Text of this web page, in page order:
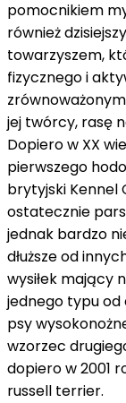
pomocnikiem
również
towarzyszem,
fizycznego i
jej twórcy, rasę
Dopiero w XX
pierwszego
brytyjski Kennel
ostatecznie
jednak bardzo
dłuższe od
wysiłek mający
jednego typu od
psy
wzorzec
dopiero w 2001
russell terrier.